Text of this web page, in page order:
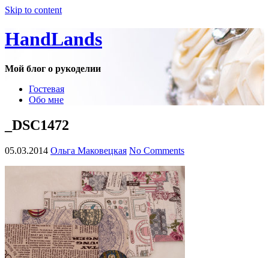
Skip to content
HandLands
Мой блог о рукоделии
Гостевая
Обо мне
_DSC1472
05.03.2014 Ольга Маковецкая No Comments